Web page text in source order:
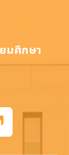
มศึกษา